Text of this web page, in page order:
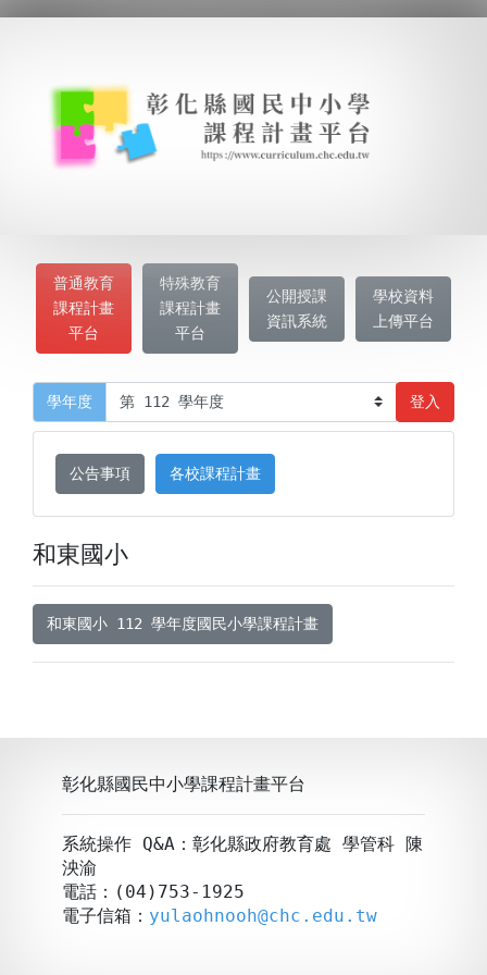
普通教育
課程計畫
平台
特殊教育
課程計畫
平台
公開授課
資訊系統
學校資料
上傳平台
學年度 登入
公告事項 各校課程計畫
和東國小
和東國小 112 學年度國民小學課程計畫
彰化縣國民中小學課程計畫平台
系統操作 Q&A：彰化縣政府教育處 學管科 陳
泱渝
電話：(04)753-1925
電子信箱： yulaohnooh@chc.edu.tw